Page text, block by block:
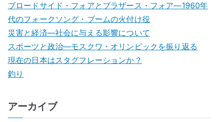
ブロードサイド・フォアとブラザース・フォア―1960年
代のフォークソング・ブームの火付け役
災害と経済―社会に与える影響について
スポーツと政治―モスクワ・オリンピックを振り返る
現在の日本はスタグフレーションか？
釣り
アーカイブ